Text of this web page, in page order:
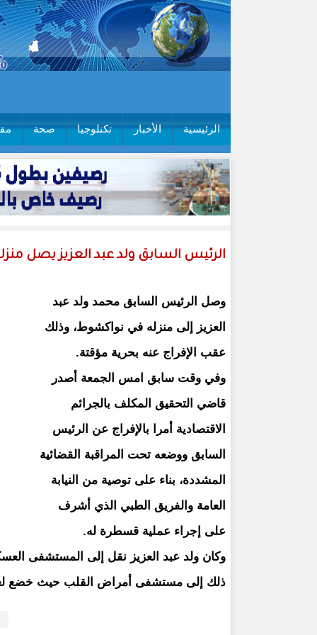
الرئيسية الأخبار تكنلوجيا صحة
الرئيس السابق ولد عبد العزيز يصل
وصل الرئيس السابق محمد ولد عبد
العزيز إلى منزله في نواكشوط، وذلك
عقب الإفراج عنه بحرية مؤقتة.
وفي وقت سابق امس الجمعة أصدر
قاضي التحقيق المكلف بالجرائم
الاقتصادية أمرا بالإفراج عن الرئيس
السابق ووضعه تحت المراقبة القضائية
المشددة، بناء على توصية من النيابة
العامة والفريق الطبي الذي أشرف
على إجراء عملية قسطرة له.
وكان ولد عبد العزيز نقل إلى المستشفى
ذلك إلى مستشفى أمراض القلب حيث خضع